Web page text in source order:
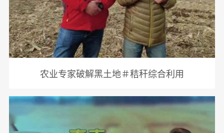
农业专家破解黑土地＃秸秆综合利用